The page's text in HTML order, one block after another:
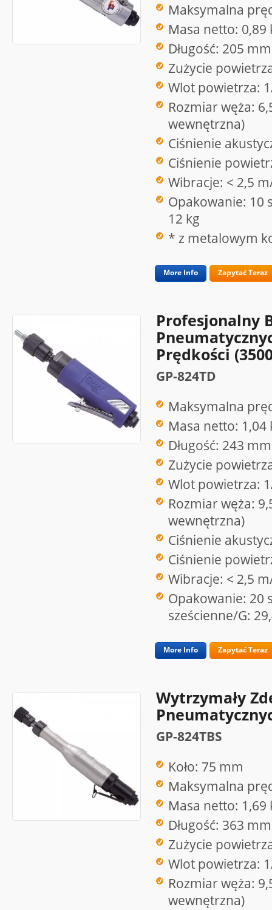
Maksymalna
Masa netto: 0,89
Długość: 205 mm
Zużycie
Wlot powietrza:
Rozmiar węża:
wewnętrzna)
Ciśnienie
Ciśnienie
Wibracje: < 2,5
Opakowanie: 10
12 kg
* z metalowym
More Info Zapytać Teraz
Profesjonalny
Prędkości
GP-824TD
Maksymalna
Masa netto: 1,04
Długość: 243 mm
Zużycie
Wlot powietrza:
Rozmiar węża:
wewnętrzna)
Ciśnienie
Ciśnienie
Wibracje: < 2,5
Opakowanie: 20
sześcienne/G:
More Info Zapytać Teraz
Wytrzymały
GP-824TBS
Koło: 75 mm
Maksymalna
Masa netto: 1,69
Długość: 363 mm
Zużycie
Wlot powietrza:
Rozmiar węża:
wewnętrzna)